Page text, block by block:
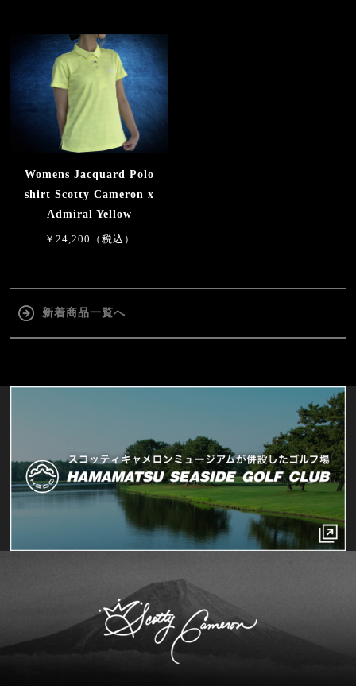
Womens Jacquard Polo
shirt Scotty Cameron x
Admiral Yellow
￥24,200（税込）
新着商品一覧へ